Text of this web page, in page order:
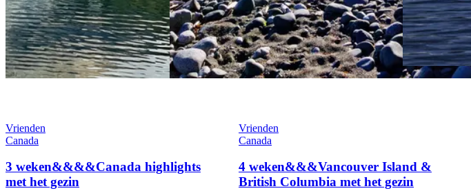
Vrienden
Canada
3 weken&&&&Canada highlights
met het gezin
Vrienden
Canada
4 weken&&&Vancouver Island &
British Columbia met het gezin